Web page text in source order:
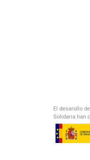
El desarollo
Solidaria han